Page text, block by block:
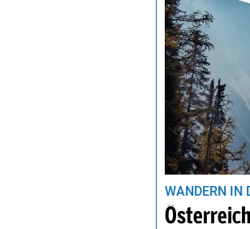
WANDERN IN